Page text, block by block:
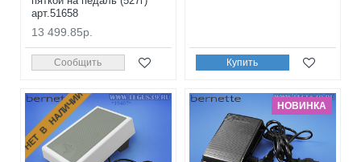
арт.51658
13 499.85р.
Сообщить Купить
НЕТ В НАЛИЧИИ НОВИНКА